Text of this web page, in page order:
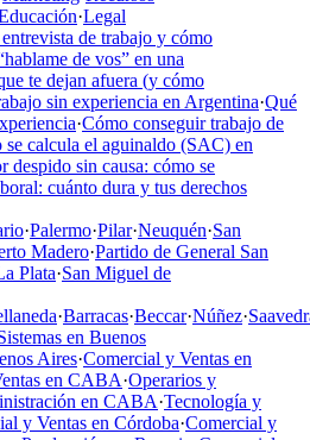
·Legal
de trabajo y cómo
de vos” en una
te dejan afuera (y cómo
sin experiencia en Argentina·Qué
·Cómo conseguir trabajo de
se calcula el aguinaldo (SAC) en
despido sin causa: cómo se
cuánto dura y tus derechos
·Palermo·Pilar·Neuquén·San
Madero·Partido de General San
Plata·San Miguel de
·Barracas·Beccar·Núñez·
en Buenos
Aires·Comercial y Ventas en
en CABA·Operarios y
en CABA·Tecnología y
y Ventas en Córdoba·Comercial y